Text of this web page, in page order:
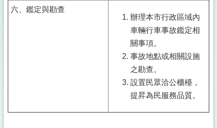
六、鑑定與勘查
辦理本市行政區域內
車輛行車事故鑑定相
關事項。
事故地點或相關設施
之勘查。
設置民眾洽公櫃檯，
提昇為民服務品質。